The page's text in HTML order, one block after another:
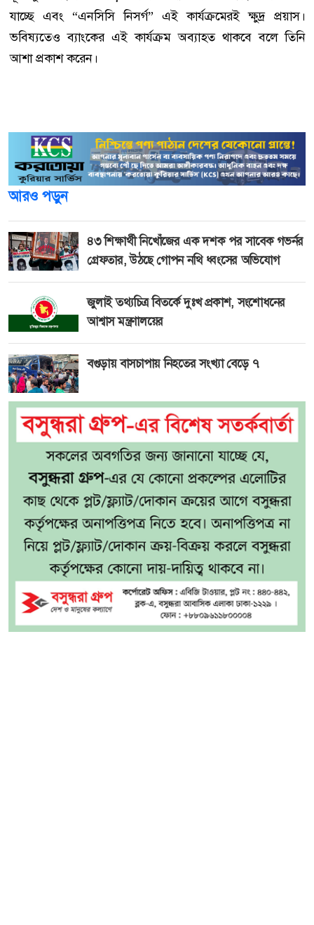
যাচ্ছে এবং “এনসিসি নিসর্গ” এই কার্যক্রমেরই ক্ষুদ্র প্রয়াস।
ভবিষ্যতেও ব্যাংকের এই কার্যক্রম অব্যাহত থাকবে বলে তিনি
আশা প্রকাশ করেন।
আরও পড়ুন
৪৩ শিক্ষার্থী নিখোঁজের এক দশক পর সাবেক গভর্নর
গ্রেফতার, উঠছে গোপন নথি ধ্বংসের অভিযোগ
জুলাই তথ্যচিত্র বিতর্কে দুঃখ প্রকাশ, সংশোধনের
আশ্বাস মন্ত্রণালয়ের
বগুড়ায় বাসচাপায় নিহতের সংখ্যা বেড়ে ৭